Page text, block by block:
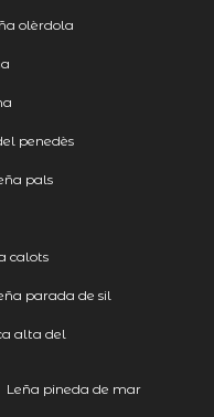
olèrdola
penedès
pals
calots
parada de sil
alta del
Leña pineda de mar